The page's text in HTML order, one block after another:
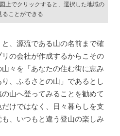
上でクリックすると、選択した地域の
ることができる
、源流である山の名前まで確
の会社が作成するからこその
々を 「あなたの住む街に恵み
、ふるさとの山」 であるとし
山へ登ってみることを勧めて
けではなく、日々暮らしを支
、いつもと違う登山の楽しみ